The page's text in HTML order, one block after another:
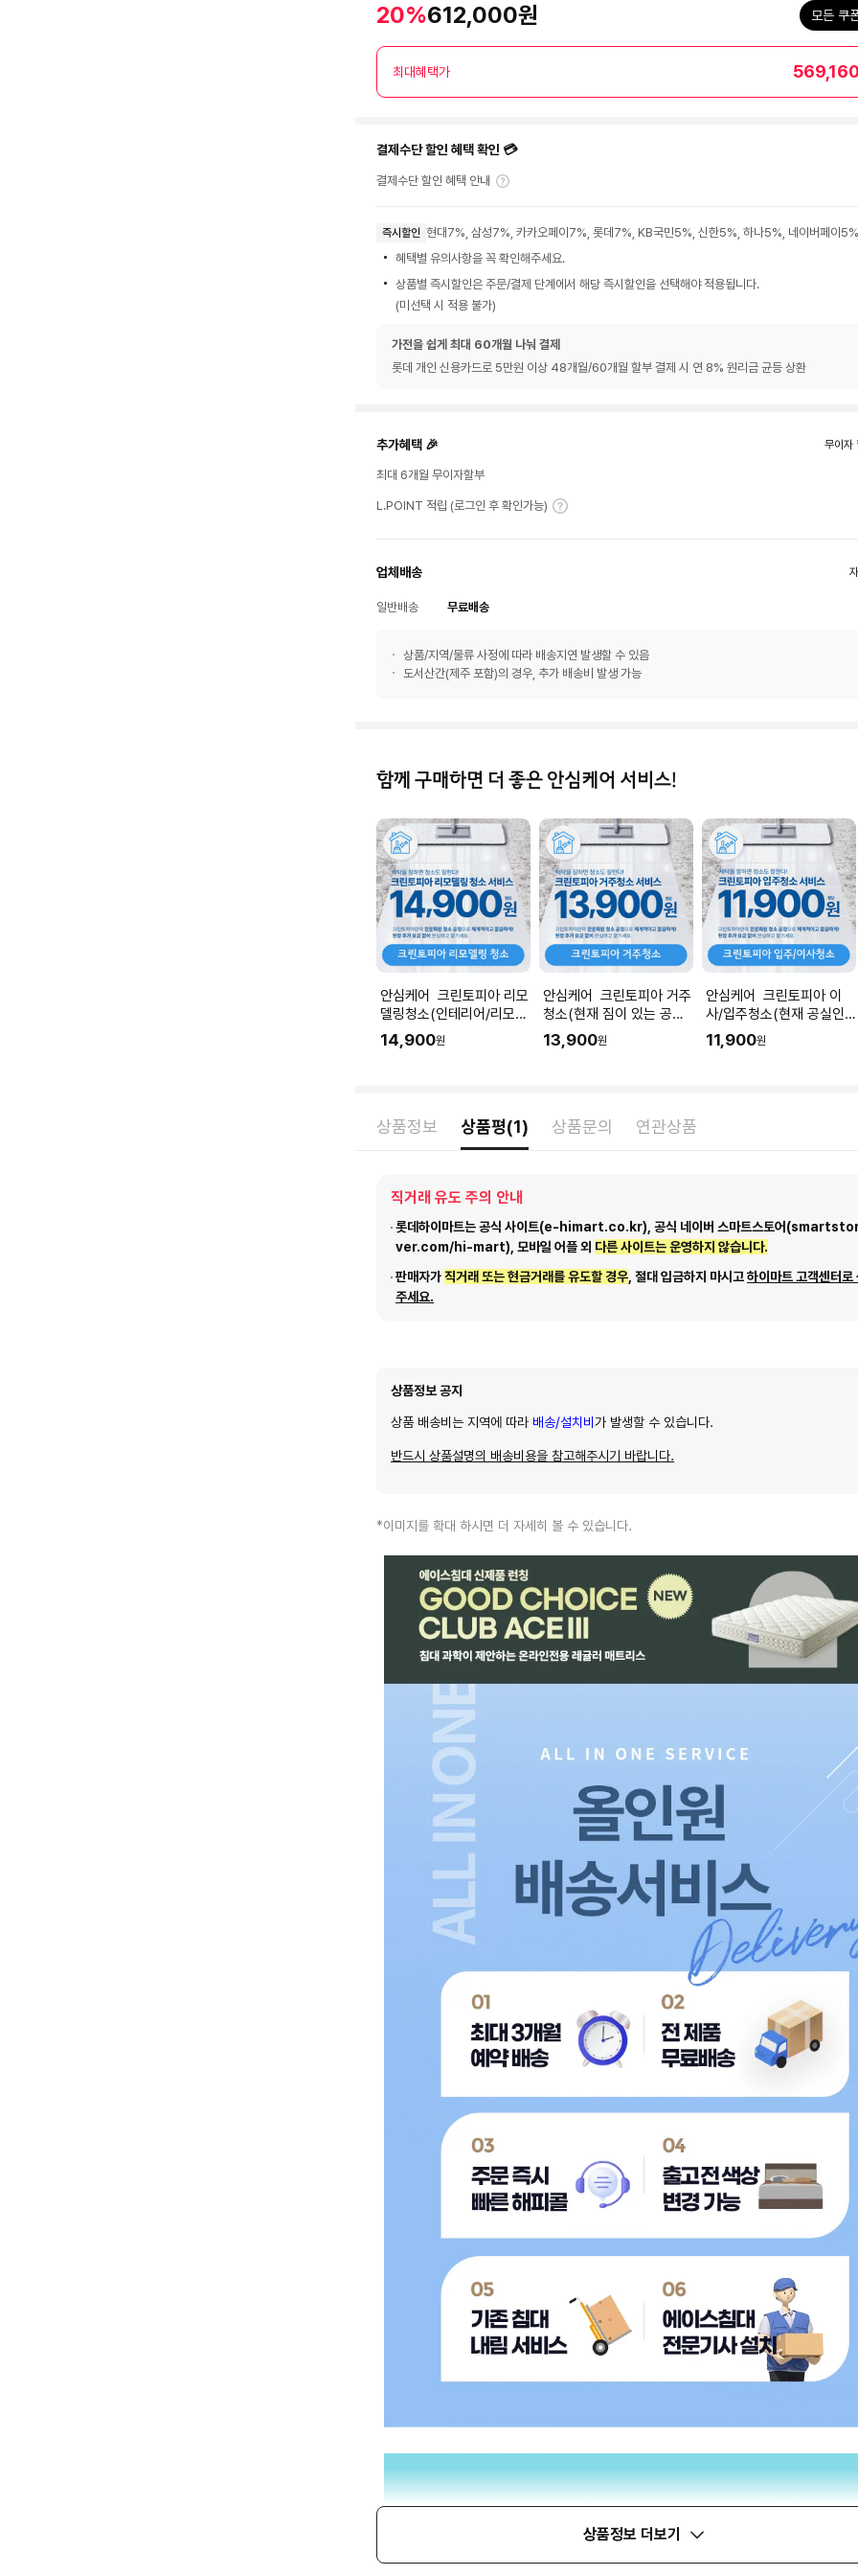
20%612,000원 모든 쿠
최대혜택가
결제수단 할인 혜택 확인 💳
결제수단 할인 혜택 안내
즉시할인 현대7%, 삼성7%, 카카오페이7%, 롯데7%, KB국민5%, 신한5%, 하나5%, 네이버페이5%
혜택별 유의사항을 꼭 확인해주세요.
상품별 즉시할인은 주문/결제 단계에서 해당 즉시할인을 선택해야 적용됩니다.
(미선택 시 적용 불가)
가전을 쉽게 최대 60개월 나눠 결제
롯데 개인 신용카드로 5만원 이상 48개월/60개월 할부 결제 시 연 8% 원리금 균등 상환
추가혜택 🎉 무이자
최대 6개월 무이자할부
L.POINT 적립 (로그인 후 확인가능)
업체배송
일반배송 무료배송
상품/지역/물류 사정에 따라 배송지연 발생할 수 있음
도서산간(제주 포함)의 경우, 추가 배송비 발생 가능
함께 구매하면 더 좋은 안심케어 서비스!
안심케어 크린토피아 리모
델링청소(인테리어/리모델
링 공사 직후) I 공간 평수
에 맞춰 수량을 입력해주세
14,900원
안심케어 크린토피아 거주
청소(현재 짐이 있는 공간
청소) I 공간 평수에 맞춰
수량을 입력해주세요.
13,900원
안심케어 크린토피아 이
사/입주청소(현재 공실인
공간청소) I 공간 평수에 맞
춰 수량을 입력해주세요.
11,900원
상품정보 상품평(1) 상품문의 연관상품
직거래 유도 주의 안내
롯데하이마트는 공식 사이트(e-himart.co.kr), 공식 네이버 스마트스토어
ver.com/hi-mart), 모바일 어플 외 다른 사이트는 운영하지 않습니다.
판매자가직거래 또는 현금거래를 유도할 경우 , 절대 입금하지 마시고하이마트 고객센터로
주세요.
상품정보 공지
상품 배송비는 지역에 따라 배송/설치비 가 발생할 수 있습니다.
반드시 상품설명의 배송비용을 참고해주시기 바랍니다.
*이미지를 확대 하시면 더 자세히 볼 수 있습니다.
상품정보 더보기